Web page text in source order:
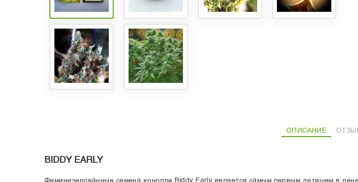
ОПИСАНИЕ
BIDDY EARLY
Феминизированные семена конопли Biddy Early является самым первым детищем в